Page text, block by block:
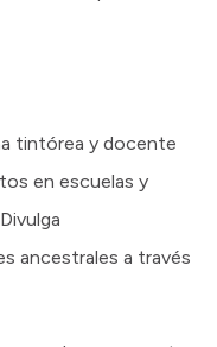
tintórea y docente
en escuelas y
ancestrales a través